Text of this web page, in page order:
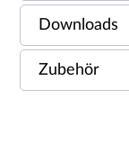
Downloads
Zubehör